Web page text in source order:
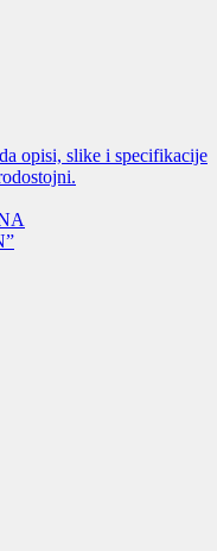
opisi, slike i specifikacije